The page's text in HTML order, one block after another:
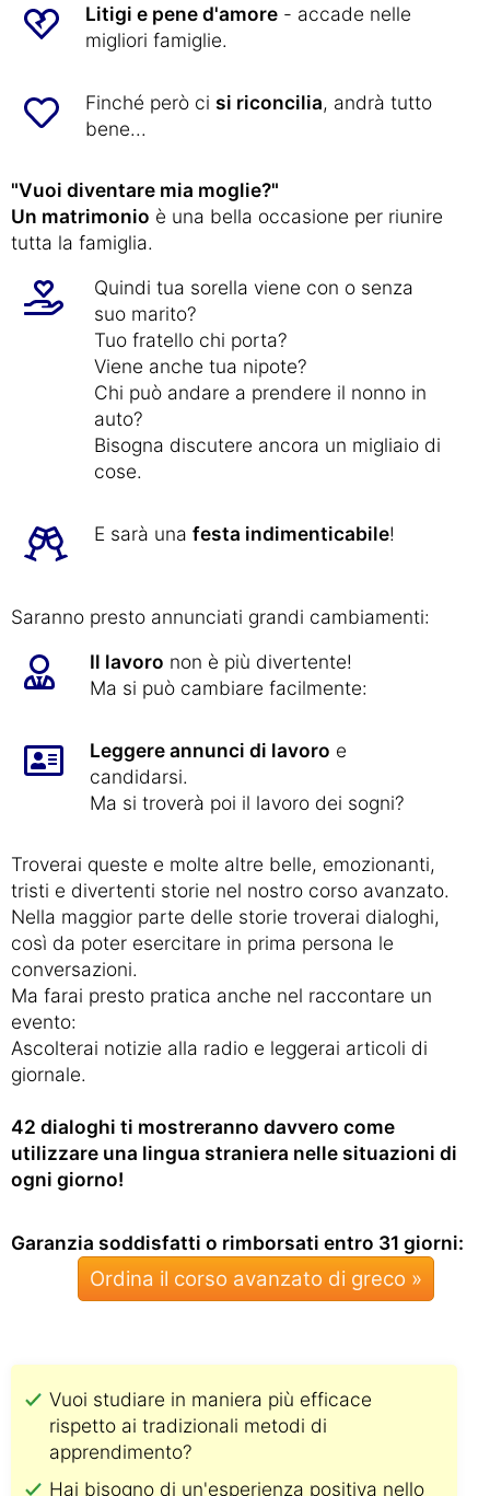
Litigi e pene d'amore - accade nelle
migliori famiglie.
Finché però ci si riconcilia, andrà tutto
bene...
"Vuoi diventare mia moglie?"
Un matrimonio è una bella occasione per riunire
tutta la famiglia.
Quindi tua sorella viene con o senza
suo marito?
Tuo fratello chi porta?
Viene anche tua nipote?
Chi può andare a prendere il nonno in
auto?
Bisogna discutere ancora un migliaio di
cose.
E sarà una festa indimenticabile!
Saranno presto annunciati grandi cambiamenti:
Il lavoro non è più divertente!
Ma si può cambiare facilmente:
Leggere annunci di lavoro e
candidarsi.
Ma si troverà poi il lavoro dei sogni?
Troverai queste e molte altre belle, emozionanti,
tristi e divertenti storie nel nostro corso avanzato.
Nella maggior parte delle storie troverai dialoghi,
così da poter esercitare in prima persona le
conversazioni.
Ma farai presto pratica anche nel raccontare un
evento:
Ascolterai notizie alla radio e leggerai articoli di
giornale.
42 dialoghi ti mostreranno davvero come
utilizzare una lingua straniera nelle situazioni di
ogni giorno!
Garanzia soddisfatti o rimborsati entro 31 giorni:
Ordina il corso avanzato di greco »
Vuoi studiare in maniera più efficace
rispetto ai tradizionali metodi di
apprendimento?
Hai bisogno di un'esperienza positiva nello